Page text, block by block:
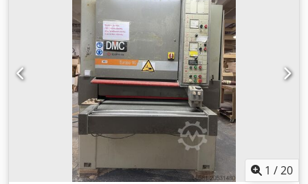
1 /20